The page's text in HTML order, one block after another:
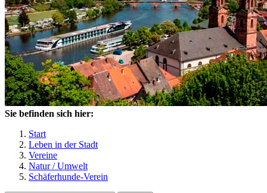
Sie befinden sich hier:
Start
Leben in der Stadt
Vereine
Natur / Umwelt
Schäferhunde-Verein